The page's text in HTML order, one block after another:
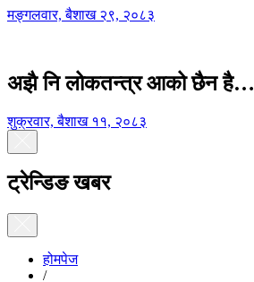
मङ्गलवार, बैशाख २९, २०८३
अझै नि लोकतन्त्र आको छैन है…
शुक्रवार, बैशाख ११, २०८३
ट्रेन्डिङ खबर
होमपेज
/